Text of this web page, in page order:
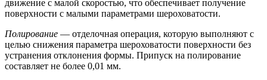
движение с малой скоростью, что обеспечивает получение
поверхности с малыми параметрами шероховатости.
Полирование — отделочная операция, которую выполняют с
целью снижения параметра шероховатости поверхности без
устранения отклонения формы. Припуск на полирование
составляет не более 0,01 мм.